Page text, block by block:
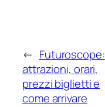
← Futuroscope:
attrazioni, orari,
prezzi biglietti e
come arrivare